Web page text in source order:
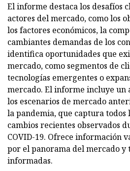
El informe destaca los desafíos
actores del mercado, como los
los factores económicos, la
cambiantes demandas de los
identifica oportunidades que
mercado, como segmentos de
tecnologías emergentes o
mercado. El informe incluye un
los escenarios de mercado
la pandemia, que captura todos
cambios recientes observados
COVID-19. Ofrece información
por el panorama del mercado y
informadas.